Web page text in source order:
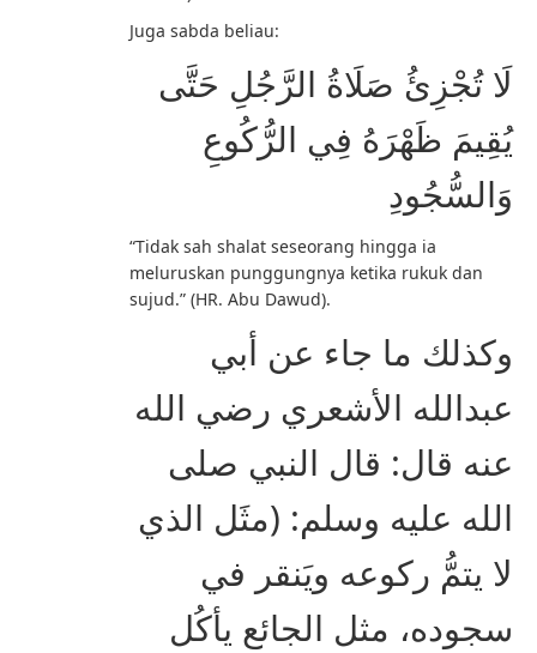
Juga sabda beliau:
لَا تُجْزِئُ صَلَاةُ الرَّجُلِ حَتَّى
يُقِيمَ ظَهْرَهُ فِي الرُّكُوعِ
وَالسُّجُودِ
“Tidak sah shalat seseorang hingga ia
meluruskan punggungnya ketika rukuk dan
sujud.” (HR. Abu Dawud).
وكذلك ما جاء عن أبي
عبدالله الأشعري رضي الله
عنه قال: قال النبي صلى
الله عليه وسلم: (مثَل الذي
لا يتمُّ ركوعه ويَنقر في
سجوده، مثل الجائع يأكُل